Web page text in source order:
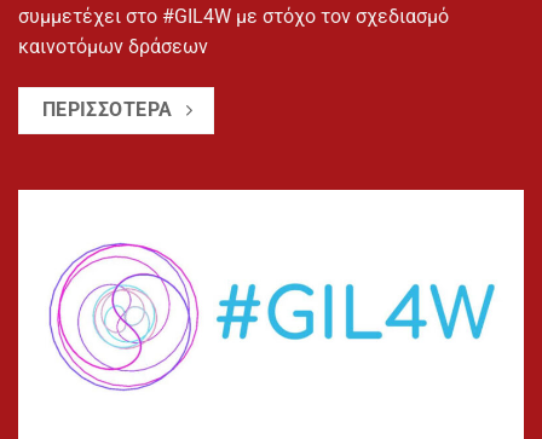
συμμετέχει στο #GIL4W με στόχο τον σχεδιασμό
καινοτόμων δράσεων
ΠΕΡΙΣΣΟΤΕΡΑ